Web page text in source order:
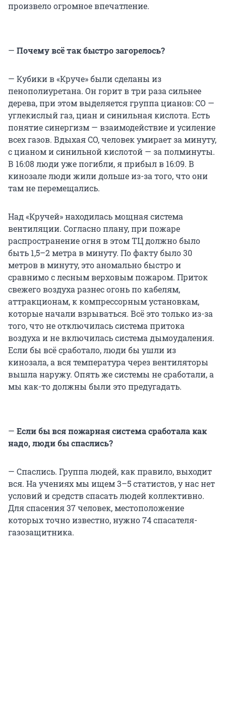
произвело огромное впечатление.
— Почему всё так быстро загорелось?
— Кубики в «Круче» были сделаны из
пенополиуретана. Он горит в три раза сильнее
дерева, при этом выделяется группа цианов: CO —
углекислый газ, циан и синильная кислота. Есть
понятие синергизм — взаимодействие и усиление
всех газов. Вдыхая CO, человек умирает за минуту,
с цианом и синильной кислотой — за полминуты.
В 16:08 люди уже погибли, я прибыл в 16:09. В
кинозале люди жили дольше из-за того, что они
там не перемещались.
Над «Кручей» находилась мощная система
вентиляции. Согласно плану, при пожаре
распространение огня в этом ТЦ должно было
быть 1,5–2 метра в минуту. По факту было 30
метров в минуту, это аномально быстро и
сравнимо с лесным верховым пожаром. Приток
свежего воздуха разнес огонь по кабелям,
аттракционам, к компрессорным установкам,
которые начали взрываться. Всё это только из-за
того, что не отключилась система притока
воздуха и не включилась система дымоудаления.
Если бы всё сработало, люди бы ушли из
кинозала, а вся температура через вентиляторы
вышла наружу. Опять же системы не сработали, а
мы как-то должны были это предугадать.
— Если бы вся пожарная система сработала как
надо, люди бы спаслись?
— Спаслись. Группа людей, как правило, выходит
вся. На учениях мы ищем 3–5 статистов, у нас нет
условий и средств спасать людей коллективно.
Для спасения 37 человек, местоположение
которых точно известно, нужно 74 спасателя-
газозащитника.